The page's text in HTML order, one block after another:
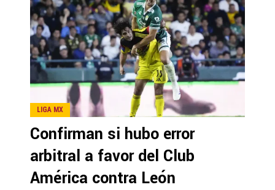
LIGA MX
Confirman si hubo error
arbitral a favor del Club
América contra León